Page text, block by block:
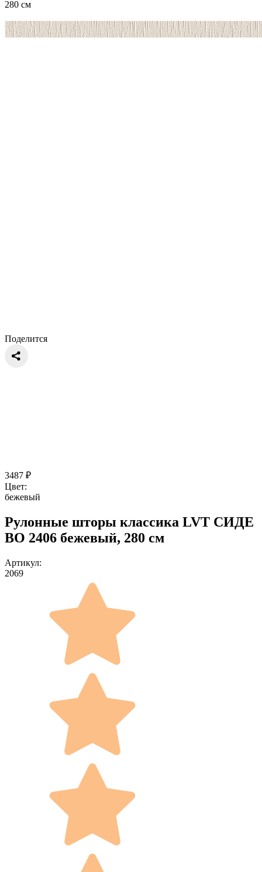
Поделится
3487 ₽
Цвет:
бежевый
Рулонные шторы классика LVT СИДЕ
ВО 2406 бежевый, 280 см
Артикул:
2069